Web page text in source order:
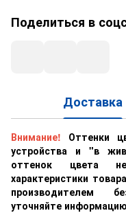
Поделиться в
Доставка
Внимание!
Оттенки
устройства и "в
оттенок цвета не
характеристики
производителем
уточняйте